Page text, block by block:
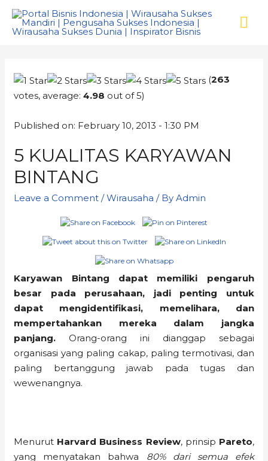
(263
votes, average:4.98 out of 5)
Published on: February 10, 2013 - 1:30 PM
5 KUALITAS KARYAWAN
BINTANG
Leave a Comment /Wirausaha / ByAdmin
Karyawan Bintang dapat memiliki pengaruh
besar pada perusahaan, jadi penting untuk
dapat mengidentifikasi, memelihara, dan
mempertahankan mereka dalam jangka
panjang. Orang-orang ini dianggap sebagai
organisasi yang paling cakap, paling termotivasi, dan
paling bertanggung jawab pada tugas dan
wewenangnya.
Menurut Harvard Business Review, prinsip Pareto,
yang menyatakan bahwa 80% dari semua efek